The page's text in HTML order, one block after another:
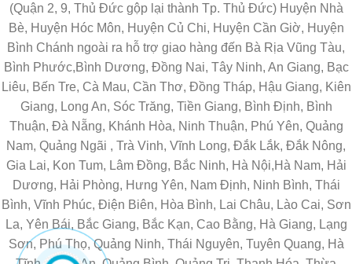
(Quận 2, 9, Thủ Đức gộp lại thành Tp. Thủ Đức) Huyện Nhà
Bè, Huyện Hóc Môn, Huyện Củ Chi, Huyện Cần Giờ, Huyện
Bình Chánh ngoài ra hỗ trợ giao hàng đến Bà Rịa Vũng Tàu,
Bình Phước,Bình Dương, Đồng Nai, Tây Ninh, An Giang, Bạc
Liêu, Bến Tre, Cà Mau, Cần Thơ, Đồng Tháp, Hậu Giang, Kiên
Giang, Long An, Sóc Trăng, Tiền Giang, Bình Định, Bình
Thuận, Đà Nẵng, Khánh Hòa, Ninh Thuận, Phú Yên, Quảng
Nam, Quảng Ngãi , Trà Vinh, Vĩnh Long, Đắk Lắk, Đắk Nông,
Gia Lai, Kon Tum, Lâm Đồng, Bắc Ninh, Hà Nội,Hà Nam, Hải
Dương, Hải Phòng, Hưng Yên, Nam Định, Ninh Bình, Thái
Bình, Vĩnh Phúc, Điện Biên, Hòa Bình, Lai Châu, Lào Cai, Sơn
La, Yên Bái, Bắc Giang, Bắc Kạn, Cao Bằng, Hà Giang, Lạng
Sơn, Phú Thọ, Quảng Ninh, Thái Nguyên, Tuyên Quang, Hà